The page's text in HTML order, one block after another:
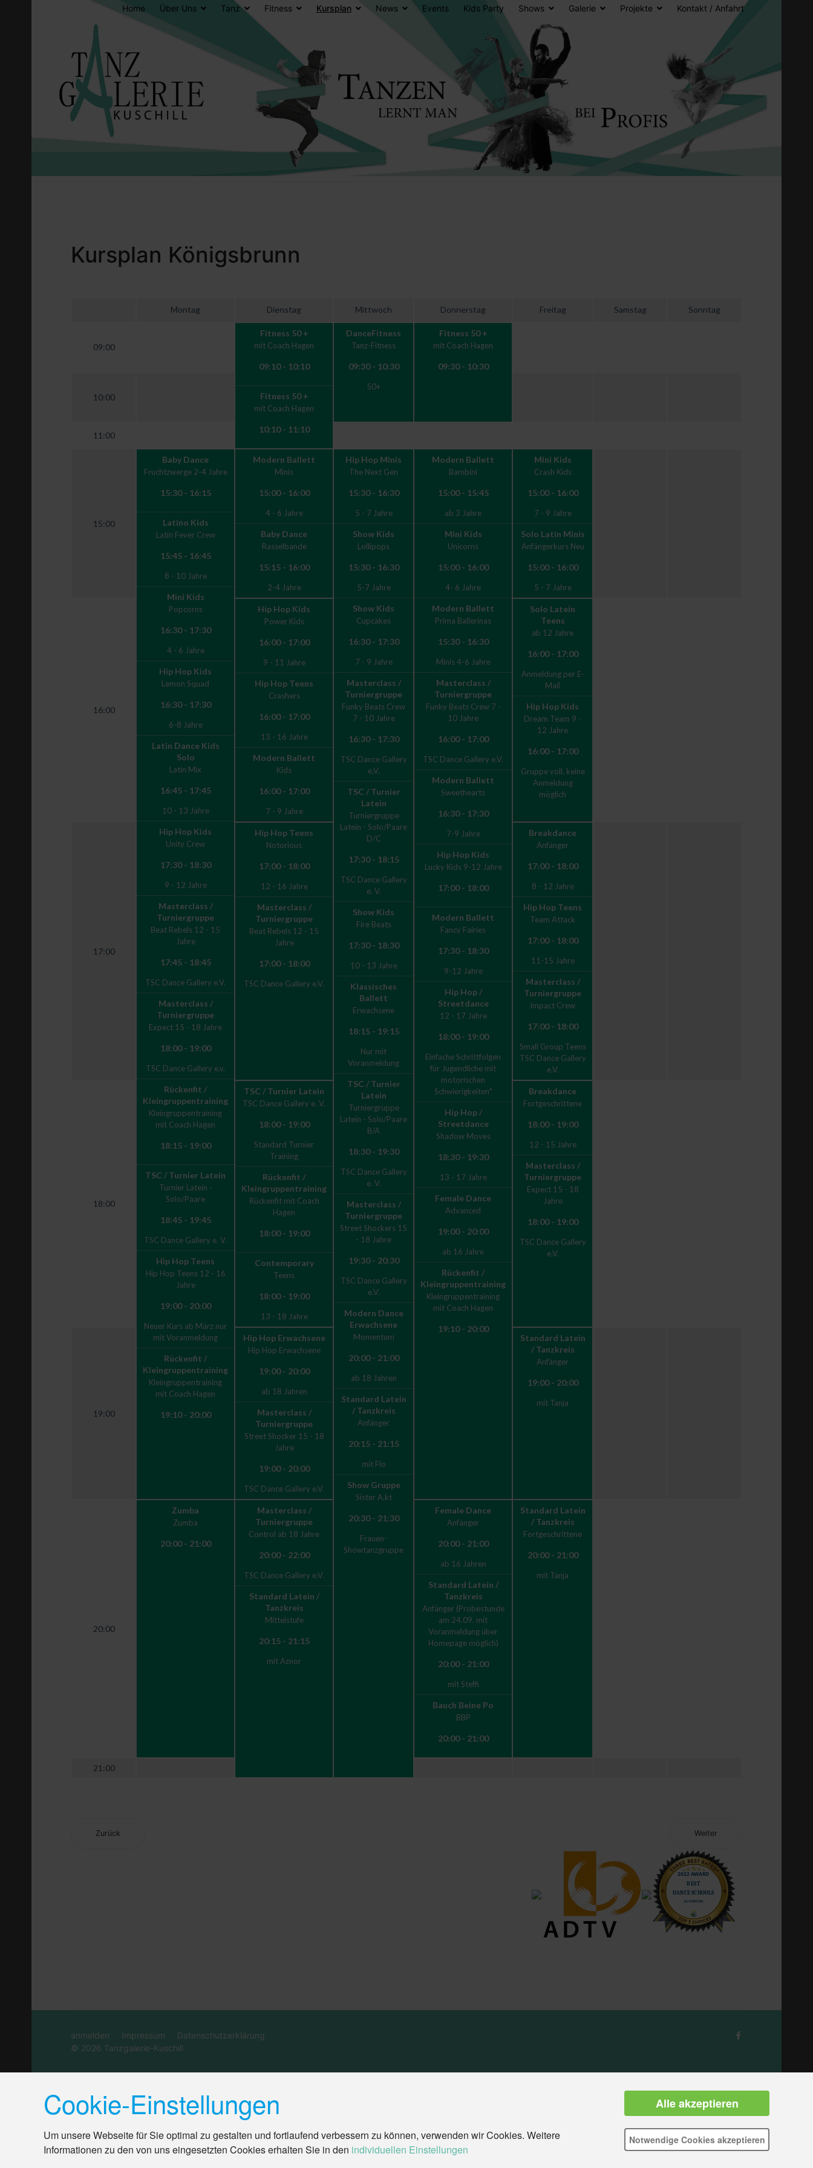
Home Über Uns Tanz Fitness Kursplan News Events Kids Party Shows Galerie Projekte Kontakt / Anfahrt
Kursplan Königsbrunn
Montag Dienstag Mittwoch Donnerstag Freitag Samstag Sonntag
09:00
Fitness 50 +
mit Coach Hagen
09:10 - 10:10
Fitness 50 +
mit Coach Hagen
10:10 - 11:10
DanceFitness
Tanz-Fitness
09:30 - 10:30
50+
Fitness 50 +
mit Coach Hagen
09:30 - 10:30
10:00
11:00
15:00
Baby Dance
Fruchtzwerge 2-4 Jahre
15:30 - 16:15
Latino Kids
Latin Fever Crew
15:45 - 16:45
8 - 10 Jahre
Mini Kids
Popcorns
16:30 - 17:30
4 - 6 Jahre
Hip Hop Kids
Lemon Squad
16:30 - 17:30
6-8 Jahre
Latin Dance Kids
Solo
Latin Mix
16:45 - 17:45
10 - 13 Jahre
Hip Hop Kids
Unity Crew
17:30 - 18:30
9 - 12 Jahre
Masterclass /
Turniergruppe
Beat Rebels 12 - 15
Jahre
17:45 - 18:45
TSC Dance Gallery e.V.
Masterclass /
Turniergruppe
Expect 15 - 18 Jahre
18:00 - 19:00
TSC Dance Gallery e.v.
Rückenfit /
Kleingruppentraining
Kleingruppentraining
mit Coach Hagen
18:15 - 19:00
TSC / Turnier Latein
Turnier Latein -
Solo/Paare
18:45 - 19:45
TSC Dance Gallery e. V.
Hip Hop Teens
Hip Hop Teens 12 - 16
Jahre
19:00 - 20:00
Neuer Kurs ab März nur
mit Voranmeldung
Rückenfit /
Kleingruppentraining
Kleingruppentraining
mit Coach Hagen
19:10 - 20:00
Modern Ballett
Minis
15:00 - 16:00
4 - 6 Jahre
Baby Dance
Rasselbande
15:15 - 16:00
2-4 Jahre
Hip Hop Minis
The Next Gen
15:30 - 16:30
5 - 7 Jahre
Show Kids
Lollipops
15:30 - 16:30
5-7 Jahre
Show Kids
Cupcakes
16:30 - 17:30
7 - 9 Jahre
Masterclass /
Turniergruppe
Funky Beats Crew
7 - 10 Jahre
16:30 - 17:30
TSC Dance Gallery
e.V.
TSC / Turnier
Latein
Turniergruppe
Latein - Solo/Paare
D/C
17:30 - 18:15
TSC Dance Gallery
e. V.
Show Kids
Fire Beats
17:30 - 18:30
10 - 13 Jahre
Klassisches
Ballett
Erwachsene
18:15 - 19:15
Nur mit
Voranmeldung
TSC / Turnier
Latein
Turniergruppe
Latein - Solo/Paare
B/A
18:30 - 19:30
TSC Dance Gallery
e. V.
Masterclass /
Turniergruppe
Street Shockers 15
- 18 Jahre
19:30 - 20:30
TSC Dance Gallery
e.V.
Modern Dance
Erwachsene
Momentum
20:00 - 21:00
ab 18 Jahren
Standard Latein
/ Tanzkreis
Anfänger
20:15 - 21:15
mit Flo
Show Gruppe
Sister A.kt
20:30 - 21:30
Frauen-
Showtanzgruppe
Modern Ballett
Bambini
15:00 - 15:45
ab 3 Jahre
Mini Kids
Unicorns
15:00 - 16:00
4- 6 Jahre
Modern Ballett
Prima Ballerinas
15:30 - 16:30
Minis 4-6 Jahre
Masterclass /
Turniergruppe
Funky Beats Crew 7 -
10 Jahre
16:00 - 17:00
TSC Dance Gallery e.V.
Modern Ballett
Sweethearts
16:30 - 17:30
7-9 Jahre
Hip Hop Kids
Lucky Kids 9-12 Jahre
17:00 - 18:00
Modern Ballett
Fancy Fairies
17:30 - 18:30
9-12 Jahre
Hip Hop /
Streetdance
12 - 17 Jahre
18:00 - 19:00
Einfache Schrittfolgen
für Jugendliche mit
motorischen
Schwierigkeiten*
Hip Hop /
Streetdance
Shadow Moves
18:30 - 19:30
13 - 17 Jahre
Female Dance
Advanced
19:00 - 20:00
ab 16 Jahre
Rückenfit /
Kleingruppentraining
Kleingruppentraining
mit Coach Hagen
19:10 - 20:00
Mini Kids
Crash Kids
15:00 - 16:00
7 - 9 Jahre
Solo Latin Minis
Anfängerkurs Neu
15:00 - 16:00
5 - 7 Jahre
16:00
Hip Hop Kids
Power Kids
16:00 - 17:00
9 - 11 Jahre
Hip Hop Teens
Crashers
16:00 - 17:00
13 - 16 Jahre
Modern Ballett
Kids
16:00 - 17:00
7 - 9 Jahre
Solo Latein
Teens
ab 12 Jahre
16:00 - 17:00
Anmeldung per E-
Mail
Hip Hop Kids
Dream Team 9 -
12 Jahre
16:00 - 17:00
Gruppe voll, keine
Anmeldung
möglich
17:00
Hip Hop Teens
Notorious
17:00 - 18:00
12 - 16 Jahre
Masterclass /
Turniergruppe
Beat Rebels 12 - 15
Jahre
17:00 - 18:00
TSC Dance Gallery e.V.
Breakdance
Anfänger
17:00 - 18:00
8 - 12 Jahre
Hip Hop Teens
Team Attack
17:00 - 18:00
11-15 Jahre
Masterclass /
Turniergruppe
Impact Crew
17:00 - 18:00
Small Group Teens
TSC Dance Gallery
e.V.
18:00
TSC / Turnier Latein
TSC Dance Gallery e. V.
18:00 - 19:00
Standard Turnier
Training
Rückenfit /
Kleingruppentraining
Rückenfit mit Coach
Hagen
18:00 - 19:00
Contemporary
Teens
18:00 - 19:00
13 - 18 Jahre
Breakdance
Fortgeschrittene
18:00 - 19:00
12 - 15 Jahre
Masterclass /
Turniergruppe
Expect 15 - 18
Jahre
18:00 - 19:00
TSC Dance Gallery
e.V.
19:00
Hip Hop Erwachsene
Hip Hop Erwachsene
19:00 - 20:00
ab 18 Jahren
Masterclass /
Turniergruppe
Street Shocker 15 - 18
Jahre
19:00 - 20:00
TSC Dance Gallery e.V.
Standard Latein
/ Tanzkreis
Anfänger
19:00 - 20:00
mit Tanja
20:00
Zumba
Zumba
20:00 - 21:00
Masterclass /
Turniergruppe
Control ab 18 Jahre
20:00 - 22:00
TSC Dance Gallery e.V.
Standard Latein /
Tanzkreis
Mittelstufe
20:15 - 21:15
mit Aznor
Female Dance
Anfänger
20:00 - 21:00
ab 16 Jahren
Standard Latein /
Tanzkreis
Anfänger (Probestunde
am 24.09. mit
Voranmeldung über
Homepage möglich)
20:00 - 21:00
mit Steffi
Bauch Beine Po
BBP
20:00 - 21:00
Standard Latein
/ Tanzkreis
Fortgeschrittene
20:00 - 21:00
mit Tanja
21:00
Zurück Weiter
anmelden Impressum
Datenschutzerklärung
© 2026 Tanzgalerie-Kuschill
Cookie-Einstellungen
Um unsere Webseite für Sie optimal zu gestalten und fortlaufend verbessern zu können, verwenden wir Cookies. Weitere
Informationen zu den von uns eingesetzten Cookies erhalten Sie in den individuellen Einstellungen
Alle akzeptieren
Notwendige Cookies akzeptieren